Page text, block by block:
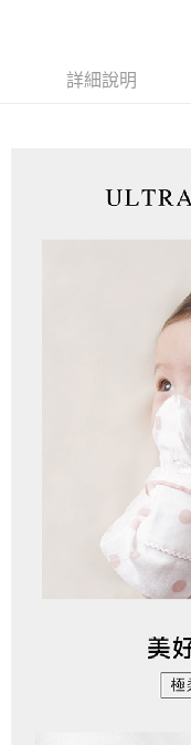
ATM／網路銀行／等多元
※ 請注意：結帳手續完成
客戶支援中心」https://
易，需依本服務之必要範
權轉讓予恩沛科技股份有限
２．關於個人資料處理事
https://aftee.tw/terms/#terms3
３．未成年的使用者請事
「AFTEE先享後付」，若
４．使用「AFTEE先享後
時審查核予不同之上限額
請求用戶進行身份認證。
５．嚴禁一人註冊多個帳
恩沛科技股份有限公司將
7-11取貨付款
每筆NT$150，滿
詳細說明